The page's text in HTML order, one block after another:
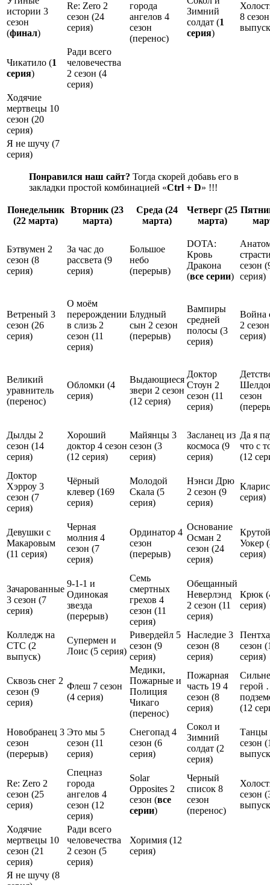
истории 3
сезон
(финал)
Re: Zero 2
сезон (24
серия)
города
ангелов 4
сезон
(перенос)
Зимний
солдат (1
серия)
8
выпуск
Чикатило (1
серия)
Ради всего
человечества
2 сезон (4
серия)
Ходячие
мертвецы 10
сезон (20
серия)
Я не шучу (7
серия)
Понравился наш сайт? Тогда скорей добавь его в
закладки простой комбинацией «Ctrl + D» !!!
Понедельник
(22 марта)
Вторник (23
марта)
Среда (24
марта)
Четверг (25
марта)
Бэтвумен 2
сезон (8
серия)
За час до
рассвета (9
серия)
Большое
небо
(перерыв)
DOTA:
Кровь
Дракона
(все серии)
сезон (
серия)
Ветреный 3
сезон (26
серия)
О моём
перерождении
в слизь 2
сезон (11
серия)
Блудный
сын 2 сезон
(перерыв)
Вампиры
средней
полосы (3
серия)
Война
2
серия)
Великий
уравнитель
(перенос)
Обломки (4
серия)
Выдающиеся
звери 2 сезон
(12 серия)
Доктор
Стоун 2
сезон (11
серия)
сезон
(
Дылды 2
сезон (14
серия)
Хороший
доктор 4 сезон
(12 серия)
Майянцы 3
сезон (3
серия)
Засланец из
космоса (9
серия)
Да я
что с
(12
Доктор
Хэрроу 3
сезон (7
серия)
Чёрный
клевер (169
серия)
Молодой
Скала (5
серия)
Нэнси Дрю
2 сезон (9
серия)
серия)
Девушки с
Макаровым
(11 серия)
Черная
молния 4
сезон (7
серия)
Ординатор 4
сезон
(перерыв)
Основание
Осман 2
сезон (24
серия)
Крутой
Уокер (
серия)
Зачарованные
3 сезон (7
серия)
9-1-1 и
Одинокая
звезда
(перерыв)
Семь
смертных
грехов 4
сезон (11
серия)
Обещанный
Неверлэнд
2 сезон (11
серия)
Крюк (
серия)
Колледж на
СТС (2
выпуск)
Супермен и
Лоис (5 серия)
Ривердейл 5
сезон (9
серия)
Наследие 3
сезон (8
серия)
сезон (
серия)
Сквозь снег 2
сезон (9
серия)
Флеш 7 сезон
(4 серия)
Медики,
Пожарные и
Полиция
Чикаго
(перенос)
Пожарная
часть 19 4
сезон (8
серия)
герой
(12
Новобранец 3
сезон
(перерыв)
Это мы 5
сезон (11
серия)
Снегопад 4
сезон (6
серия)
Сокол и
Зимний
солдат (2
серия)
Танцы
сезон (
выпуск
Re: Zero 2
сезон (25
серия)
Спецназ
города
ангелов 4
сезон (12
серия)
Solar
Opposites 2
сезон (все
серии)
Черный
список 8
сезон
(перенос)
сезон (
выпуск
Ходячие
мертвецы 10
сезон (21
серия)
Ради всего
человечества
2 сезон (5
серия)
Хоримия (12
серия)
Я не шучу (8